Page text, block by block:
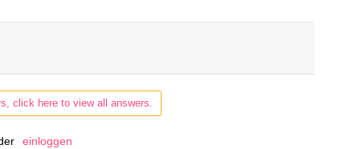
click here to view all answers.
einloggen